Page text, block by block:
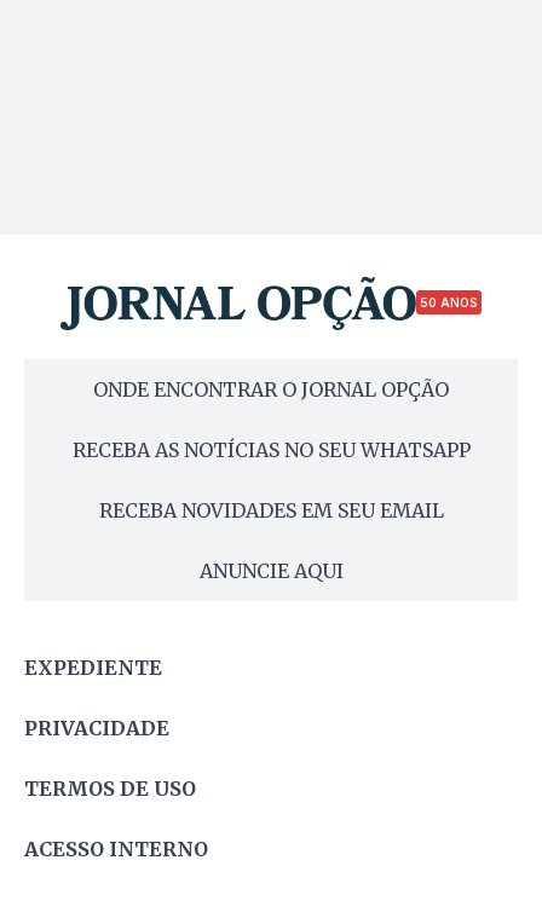
50 ANOS
ONDE ENCONTRAR O JORNAL OPÇÃO
RECEBA AS NOTÍCIAS NO SEU WHATSAPP
RECEBA NOVIDADES EM SEU EMAIL
ANUNCIE AQUI
EXPEDIENTE
PRIVACIDADE
TERMOS DE USO
ACESSO INTERNO